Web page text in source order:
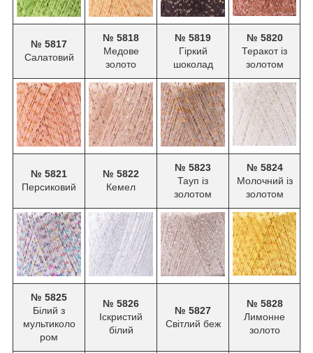
№ 5817
Салатовий
№ 5818
Медове
золото
№ 5819
Гіркий
шоколад
№ 5820
Теракот із
золотом
№ 5821
Персиковий
№ 5822
Кемел
№ 5823
Тауп із
золотом
№ 5824
Молочний із
золотом
№ 5825
Білий з
мультиколо
ром
№ 5826
Іскристий
білий
№ 5827
Світлий беж
№ 5828
Лимонне
золото